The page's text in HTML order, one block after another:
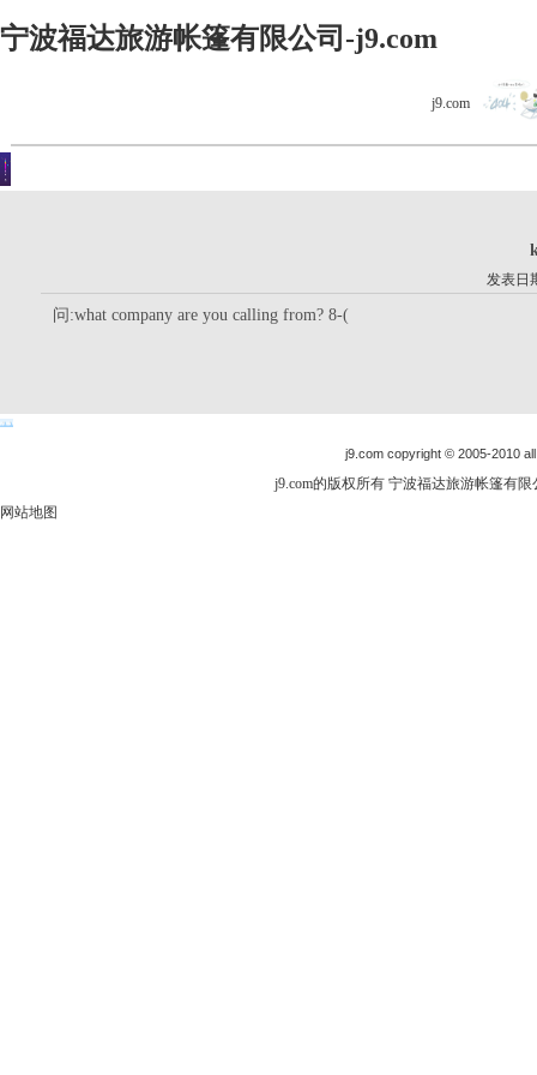
宁波福达旅游帐篷有限公司-j9.com
j9.com
发表日
问:what company are you calling from? 8-(
j9.com copyright © 2005-2010
j9.com的版权所有 宁波福达旅游帐篷有
网站地图